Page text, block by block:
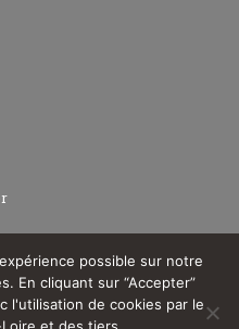
possible sur notre
En cliquant sur “Accepter”
l'utilisation de cookies par le